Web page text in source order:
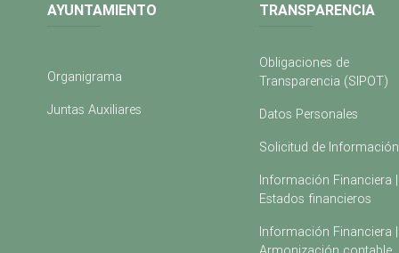
AYUNTAMIENTO
Organigrama
Juntas Auxiliares
TRANSPARENCIA
Obligaciones de
Transparencia (SIPOT)
Datos Personales
Solicitud de Información
Información Financiera |
Estados financieros
Información Financiera |